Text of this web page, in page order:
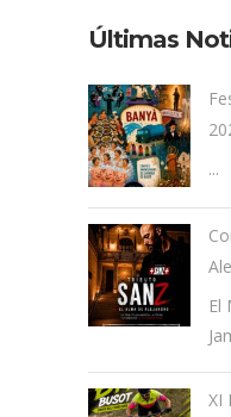
Últimas
...
El
XI